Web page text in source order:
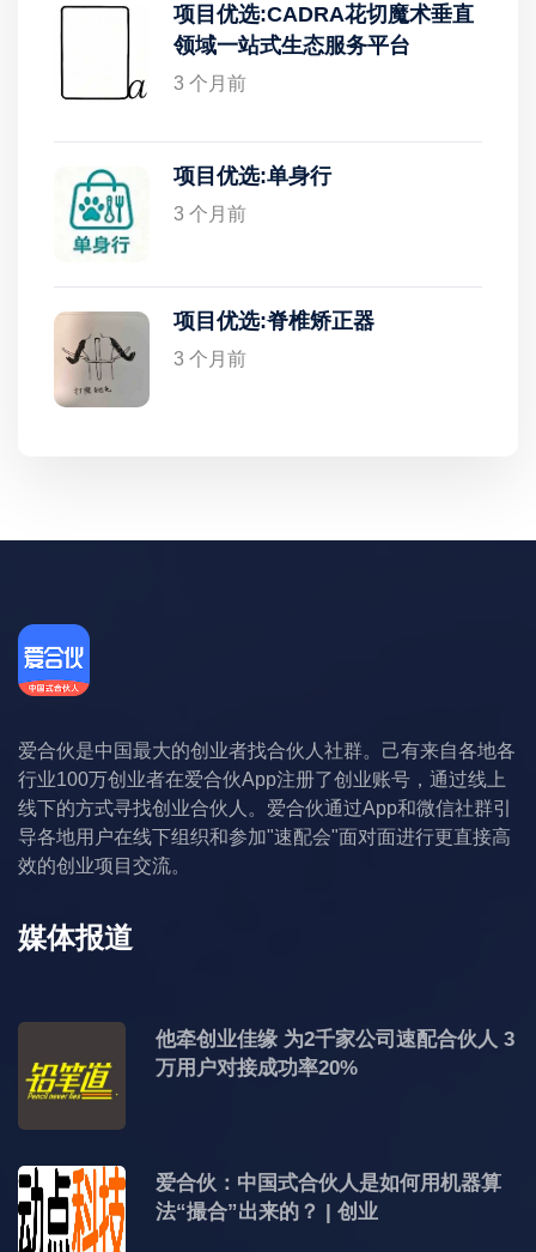
项目优选:CADRA花切魔术垂直
领域一站式生态服务平台
3 个月前
项目优选:单身行
3 个月前
项目优选:脊椎矫正器
3 个月前
爱合伙是中国最大的创业者找合伙人社群。己有来自各地各
行业100万创业者在爱合伙App注册了创业账号，通过线上
线下的方式寻找创业合伙人。爱合伙通过App和微信社群引
导各地用户在线下组织和参加"速配会"面对面进行更直接高
效的创业项目交流。
媒体报道
他牵创业佳缘 为2千家公司速配合伙人 3
万用户对接成功率20%
爱合伙：中国式合伙人是如何用机器算
法“撮合”出来的？ | 创业